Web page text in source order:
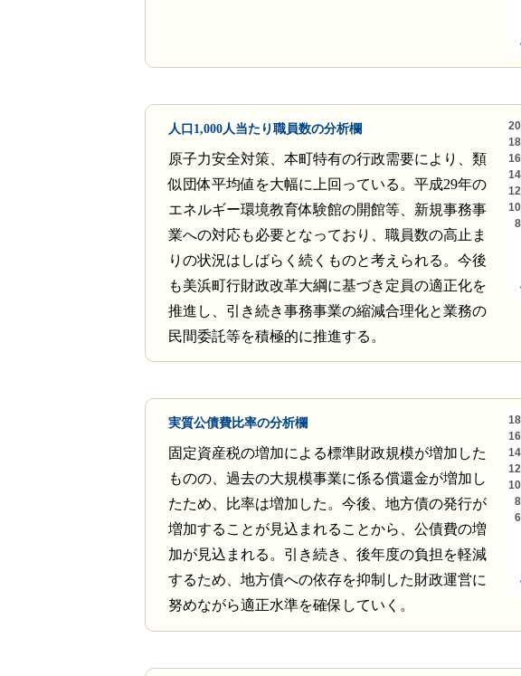
人口1,000人当たり職員数の分析欄
原子力安全対策、本町特有の行政需要により、類
似団体平均値を大幅に上回っている。平成29年の
エネルギー環境教育体験館の開館等、新規事務事
業への対応も必要となっており、職員数の高止ま
りの状況はしばらく続くものと考えられる。今後
も美浜町行財政改革大綱に基づき定員の適正化を
推進し、引き続き事務事業の縮減合理化と業務の
民間委託等を積極的に推進する。
実質公債費比率の分析欄
固定資産税の増加による標準財政規模が増加した
ものの、過去の大規模事業に係る償還金が増加し
たため、比率は増加した。今後、地方債の発行が
増加することが見込まれることから、公債費の増
加が見込まれる。引き続き、後年度の負担を軽減
するため、地方債への依存を抑制した財政運営に
努めながら適正水準を確保していく。